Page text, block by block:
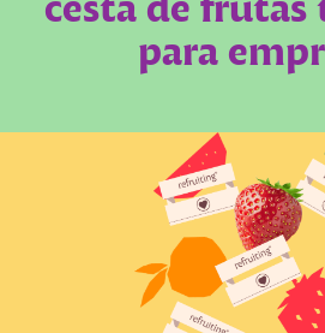
cesta de frutas
para